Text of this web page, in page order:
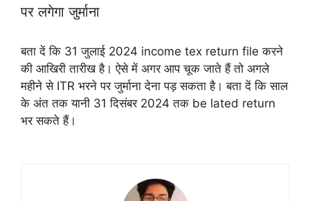
पर लगेगा जुर्माना
बता दें कि 31 जुलाई 2024 income tex return file करने
की आखिरी तारीख है। ऐसे में अगर आप चूक जाते हैं तो अगले
महीने से ITR भरने पर जुर्माना देना पड़ सकता है। बता दें कि साल
के अंत तक यानी 31 दिसंबर 2024 तक be lated return
भर सकते हैं।